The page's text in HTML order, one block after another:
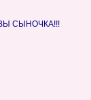
ВЫ СЫНОЧКА!!!